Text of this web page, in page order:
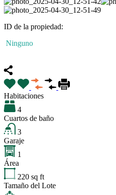
ID de la propiedad:
Ninguno
Habitaciones
4
Cuartos de baño
3
Garaje
1
Área
220 sq ft
Tamaño del Lote